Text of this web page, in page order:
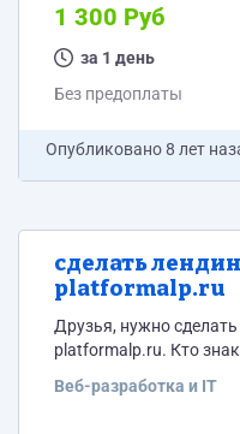
1 300 Руб
за 1 день
Без предоплаты
Опубликовано8 лет
сделать
platformalp.ru
Друзья, нужно
platformalp.ru. Кто
Веб-разработка и IT